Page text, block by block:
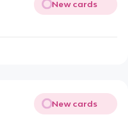
New cards
New cards